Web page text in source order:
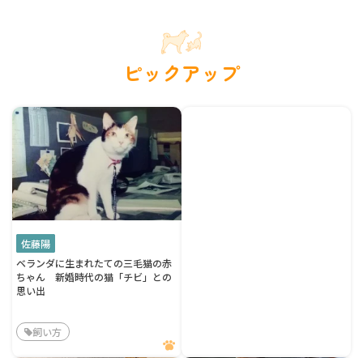
ピックアップ
佐藤陽
ベランダに生まれたての三毛猫の赤
ちゃん 新婚時代の猫「チビ」との
思い出
飼い方